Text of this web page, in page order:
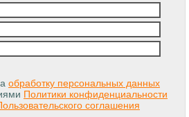
обработку персональных данных
Политики конфиденциальности
соглашения